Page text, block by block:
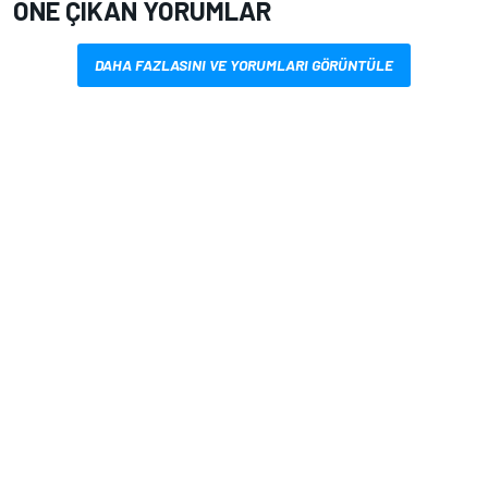
ÖNE ÇIKAN YORUMLAR
DAHA FAZLASINI VE YORUMLARI GÖRÜNTÜLE